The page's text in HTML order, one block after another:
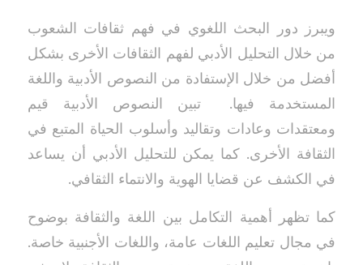
ويبرز دور البحث اللغوي في فهم ثقافات الشعوب
من خلال التحليل الأدبي لفهم الثقافات الأخرى بشكل
أفضل من خلال الإستفادة من النصوص الأدبية واللغة
المستخدمة فيها. تبين النصوص الأدبية قيم
ومعتقدات وعادات وتقاليد وأسلوب الحياة المتبع في
الثقافة الأخرى. كما يمكن للتحليل الأدبي أن يساعد
في الكشف عن قضايا الهوية والانتماء الثقافي.
كما تظهر أهمية التكامل بين اللغة والثقافة بوضوح
في مجال تعليم اللغات عامة، واللغات الأجنبية خاصة.